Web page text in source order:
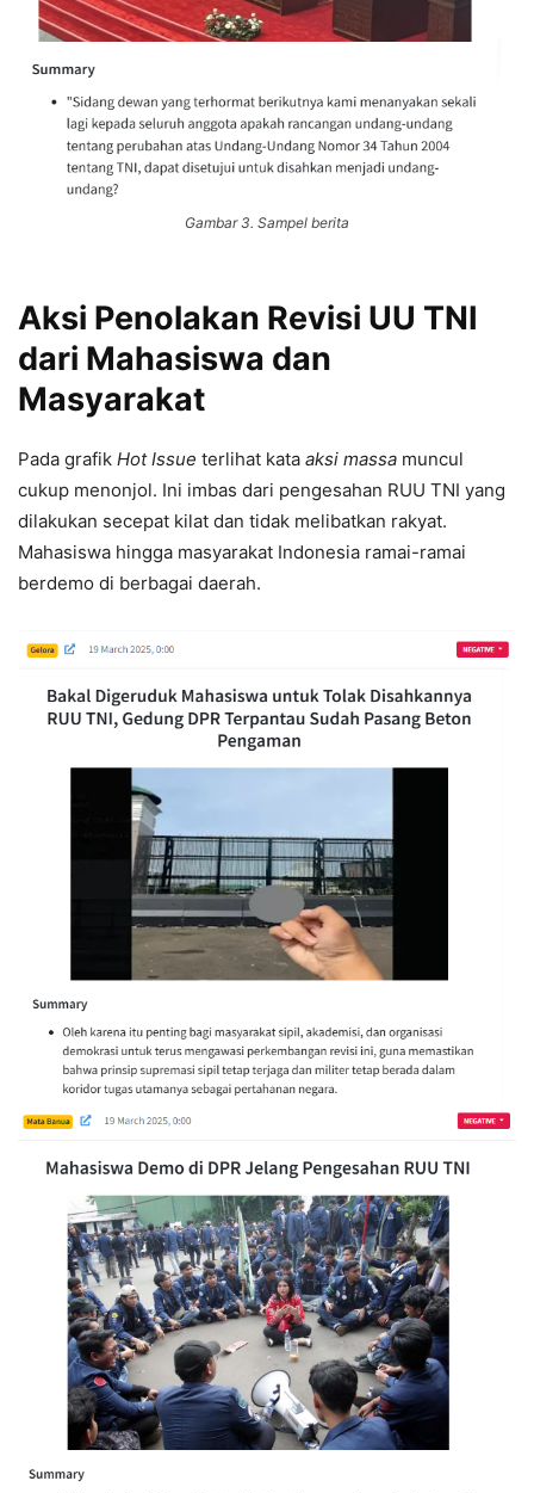
Gambar 3. Sampel berita
Aksi Penolakan Revisi UU TNI
dari Mahasiswa dan
Masyarakat
Pada grafik Hot Issue terlihat kata aksi massa muncul
cukup menonjol. Ini imbas dari pengesahan RUU TNI yang
dilakukan secepat kilat dan tidak melibatkan rakyat.
Mahasiswa hingga masyarakat Indonesia ramai-ramai
berdemo di berbagai daerah.